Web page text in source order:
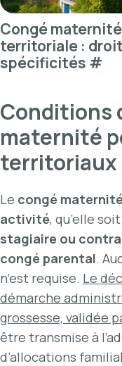
Congé
territoriale :
spécificités #
Conditions
maternité
territoriaux
Le congé maternité
activité, qu’elle soit
stagiaire ou
congé parental.
n’est requise. Le
démarche
grossesse, validée
être transmise à
d’allocations